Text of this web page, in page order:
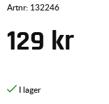
Artnr: 132246
129 kr